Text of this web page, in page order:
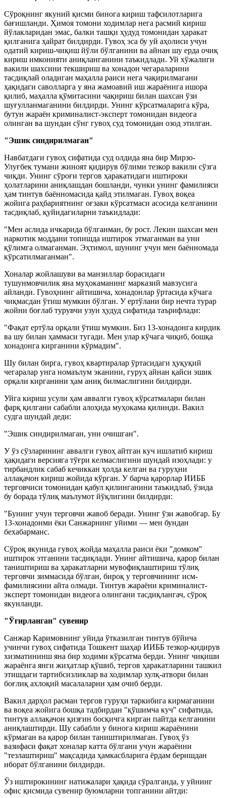
Сўроқнинг якуний қисми бинога кириш тафсилотларига
бағишланди. Ҳимоя томони ходимлар нега расмий кириш
йўлакларидан эмас, балки ташқи ҳудуд томонидан ҳаракат
қилганига ҳайрат билдирди. Гувоҳ эса бу уй аҳолиси учун
одатий кириш-чиқиш йўли бўлганини ва айнан шу ерда очиқ
кириш имконияти аниқланганини таъкидлади. Уй хўжалиги
вакили шахсини текшириш ва хонадон чегараларини
тасдиқлай оладиган маҳалла раиси нега чақирилмагани
ҳақидаги саволларга у яна жамоавий иш жараёнига ишора
қилиб, маҳалла қўмитасини чақириш билан шахсан ўзи
шуғулланмаганини билдирди. Унинг кўрсатмаларига кўра,
бутун жараён криминалист-эксперт томонидан видеога
олинган ва шундан сўнг гувоҳ суд томонидан озод этилган.
"Эшик синдирилмаган"
Навбатдаги гувоҳ сифатида суд олдида яна бир Мирзо-
Улуғбек тумани жиноят қидирув бўлими тезкор вакили сўзга
чиқди. Унинг сўроғи тергов ҳаракатидаги иштироки
ҳолатларини аниқлашдан бошланди, чунки унинг фамилияси
ҳам тинтув баённомасида қайд этилмаган. Гувоҳ воқеа
жойига раҳбариятнинг оғзаки кўрсатмаси асосида келганини
тасдиқлаб, қуйидагиларни таъкидлади:
"Мен аслида ичкарида бўлганман, бу рост. Лекин шахсан мен
наркотик моддани топишда иштирок этмаганман ва уни
қўлимга олмаганман. Эҳтимол, шунинг учун мен баённомада
кўрсатилмаганман".
Хоналар жойлашуви ва манзиллар борасидаги
тушунмовчилик яна муҳокаманинг марказий мавзусига
айланди. Гувоҳнинг айтишича, хонадонлар ўртасида кўчага
чиқмасдан ўтиш мумкин бўлган. У ертўлани бир нечта турар
жойни боғлаб турувчи узун ҳудуд сифатида таърифлади:
"Фақат ертўла орқали ўтиш мумкин. Биз 13-хонадонга кирдик
ва шу билан ҳаммаси тугади. Мен улар кўчага чиқиб, бошқа
хонадонга кирганини кўрмадим".
Шу билан бирга, гувоҳ квартиралар ўртасидаги ҳуқуқий
чегаралар унга номаълум эканини, гуруҳ айнан қайси эшик
орқали кирганини ҳам аниқ билмаслигини билдирди.
Уйга кириш усули ҳам аввалги гувоҳ кўрсатмалари билан
фарқ қилгани сабабли алоҳида муҳокама қилинди. Вакил
судга шундай деди:
"Эшик синдирилмаган, уни очишган".
У ўз сўзларининг аввалги гувоҳ айтган куч ишлатиб кириш
ҳақидаги версияга тўғри келмаслигини шундай изоҳлади: у
тирбандлик сабаб кечиккан ҳолда келган ва гуруҳни
аллақачон кириш жойида кўрган. У барча қарорлар ИИББ
терговчиси томонидан қабул қилинганини таъкидлаб, ўзида
бу борада тўлиқ маълумот йўқлигини билдирди:
"Бунинг учун терговчи жавоб беради. Унинг ўзи жавобгар. Бу
13-хонадонми ёки Санжарнинг уйими — мен бундан
бехабарманс.
Сўроқ якунида гувоҳ жойда маҳалла раиси ёки "домком"
иштирок этганини тасдиқлади. Унинг айтишича, қарор билан
таништириш ва ҳаракатларни мувофиқлаштириш тўлиқ
терговчи зиммасида бўлган, бироқ у терговчининг исм-
фамилиясини айта олмади. Тинтув жараёни криминалист-
эксперт томонидан видеога олингани тасдиқлангач, сўроқ
якунланди.
"Ўғирланган" сувенир
Санжар Каримовнинг уйида ўтказилган тинтув бўйича
учинчи гувоҳ сифатида Тошкент шаҳар ИИББ тезкор-қидирув
хизматининш яна бир ходими кўрсатма берди. Унинг чиқиши
жараёнга янги жиҳатлар қўшиб, тергов ҳаракатларини ташкил
этишдаги тартибсизликлар ва ходимлар хулқ-атвори билан
боғлиқ ахлоқий масалаларни ҳам очиб берди.
Вакил дарҳол расман тергов гуруҳи таркибига кирмаганини
ва воқеа жойига бошқа тадбирдан "қўшимча куч" сифатида,
тинтув аллақачон қизғин босқичга кирган пайтда келганини
аниқлаштирди. Шу сабабли у бинога кириш жараёнини
кўрмаган ва қарор билан таништирилмаган. Гувоҳ ўз
вазифаси фақат хоналар катта бўлгани учун жараённи
"тезлаштириш" мақсадида ҳамкасбларига ёрдам беришдан
иборат бўлганини билдирди.
Ўз иштирокининг натижалари ҳақида сўралганда, у уйнинг
офис қисмида сувенир буюмларни топганини айтди: